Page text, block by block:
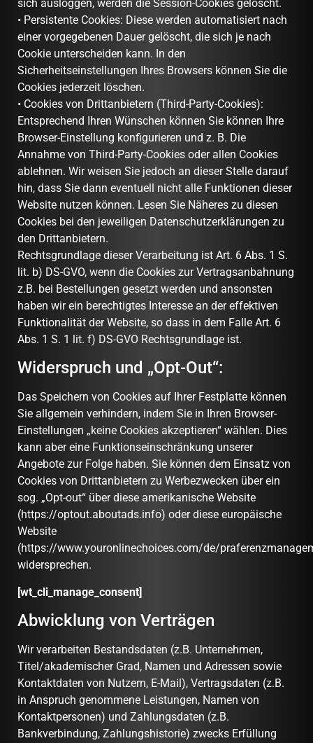
sich ausloggen, werden die Session-Cookies gelöscht.
• Persistente Cookies: Diese werden automatisiert nach
einer vorgegebenen Dauer gelöscht, die sich je nach
Cookie unterscheiden kann. In den
Sicherheitseinstellungen Ihres Browsers können Sie die
Cookies jederzeit löschen.
• Cookies von Drittanbietern (Third-Party-Cookies):
Entsprechend Ihren Wünschen können Sie können Ihre
Browser-Einstellung konfigurieren und z. B. Die
Annahme von Third-Party-Cookies oder allen Cookies
ablehnen. Wir weisen Sie jedoch an dieser Stelle darauf
hin, dass Sie dann eventuell nicht alle Funktionen dieser
Website nutzen können. Lesen Sie Näheres zu diesen
Cookies bei den jeweiligen Datenschutzerklärungen zu
den Drittanbietern.
Rechtsgrundlage dieser Verarbeitung ist Art. 6 Abs. 1 S.
lit. b) DS-GVO, wenn die Cookies zur Vertragsanbahnung
z.B. bei Bestellungen gesetzt werden und ansonsten
haben wir ein berechtigtes Interesse an der effektiven
Funktionalität der Website, so dass in dem Falle Art. 6
Abs. 1 S. 1 lit. f) DS-GVO Rechtsgrundlage ist.
Widerspruch und „Opt-Out“:
Das Speichern von Cookies auf Ihrer Festplatte können
Sie allgemein verhindern, indem Sie in Ihren Browser-
Einstellungen „keine Cookies akzeptieren“ wählen. Dies
kann aber eine Funktionseinschränkung unserer
Angebote zur Folge haben. Sie können dem Einsatz von
Cookies von Drittanbietern zu Werbezwecken über ein
sog. „Opt-out“ über diese amerikanische Website
(https://optout.aboutads.info) oder diese europäische
Website
(https://www.youronlinechoices.com/de/
widersprechen.
[wt_cli_manage_consent]
Abwicklung von Verträgen
Wir verarbeiten Bestandsdaten (z.B. Unternehmen,
Titel/akademischer Grad, Namen und Adressen sowie
Kontaktdaten von Nutzern, E-Mail), Vertragsdaten (z.B.
in Anspruch genommene Leistungen, Namen von
Kontaktpersonen) und Zahlungsdaten (z.B.
Bankverbindung, Zahlungshistorie) zwecks Erfüllung